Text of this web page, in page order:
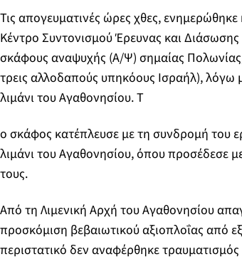
Τις απογευματινές ώρες χθες,
Κέντρο Συντονισμού Έρευνας και
σκάφους αναψυχής (Α/Ψ) σημαίας Πολωνίας,
τρεις αλλοδαπούς υπηκόους Ισραήλ),
λιμάνι του Αγαθονησίου. Τ
ο σκάφος κατέπλευσε με τη συνδρομή του
λιμάνι του Αγαθονησίου, όπου προσέδεσε
τους.
Από τη Λιμενική Αρχή του Αγαθονησίου
προσκόμιση βεβαιωτικού αξιοπλοΐας από
περιστατικό δεν αναφέρθηκε